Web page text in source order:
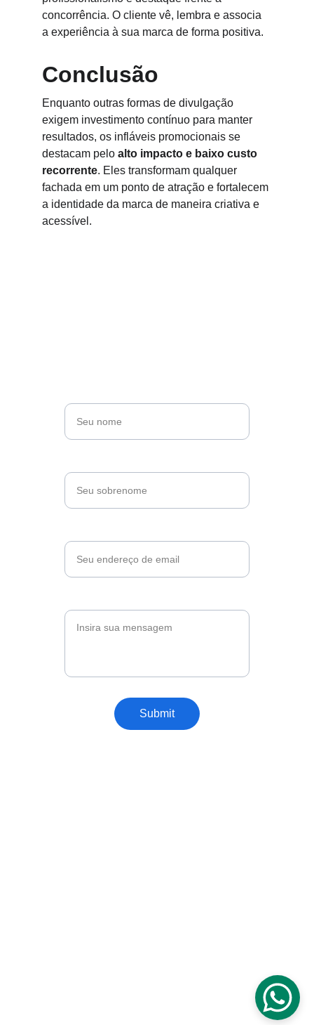
concorrência. O cliente vê, lembra e associa
a experiência à sua marca de forma positiva.
Conclusão
Enquanto outras formas de divulgação
exigem investimento contínuo para manter
resultados, os infláveis promocionais se
destacam pelo alto impacto e baixo custo
recorrente. Eles transformam qualquer
fachada em um ponto de atração e fortalecem
a identidade da marca de maneira criativa e
acessível.
Submit